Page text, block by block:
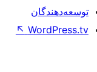
توسعه‌دهندگان
WordPress.tv
↖